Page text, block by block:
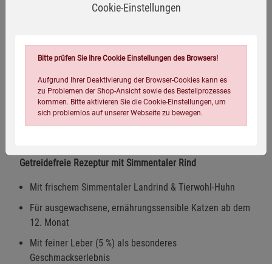
Qualitätsversprechen "gesicherte Nachhaltigkeit"
liebevoll und sorgsam zubereitet.
In der Kategorie »Trockenfutter (Katzen)« wurde Sanabelle
hundkatzemausund dem renommierten
Marktforschungsinstitut Statista als »Top Haustiermarke
Getreidefreie Rezeptur mit Simmentaler Rind
Mit frischem Simmentaler Landrind & Tierwohl-Huhn
Für ausgewachsene, ernährungssensible Katzen ab dem
12. Monat
Mit feiner Leber (5 %) als besonderes
Geschmackserlebnis
Cookie-Einstellungen
Bitte prüfen Sie Ihre Cookie Einstellungen des Browsers!
Aufgrund Ihrer Deaktivierung der Browser-Cookies kann es
zu Problemen der Shop-Ansicht sowie des Bestellprozesses
kommen. Bitte aktivieren Sie die Cookie-Einstellungen, um
sich problemlos auf unserer Webseite zu bewegen.
Einstellungen speichern für die Gruppe
Zurück Einstellungen speichern für die Gruppe
Einwilligung nicht erteilen